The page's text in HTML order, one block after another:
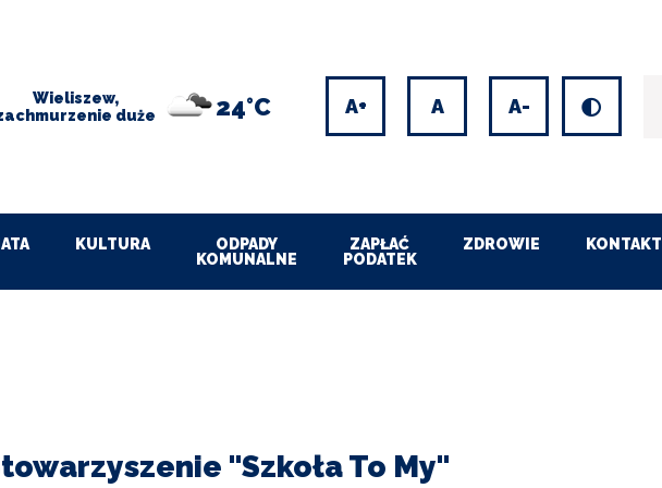
Wieliszew,
duże
24°C
Increase
font
Reset
font
Decrease
font
KULTURA
ODPADY
KOMUNALNE
ZAPŁAĆ
PODATEK
ZDROWIE KONTAKT
"Szkoła To My"